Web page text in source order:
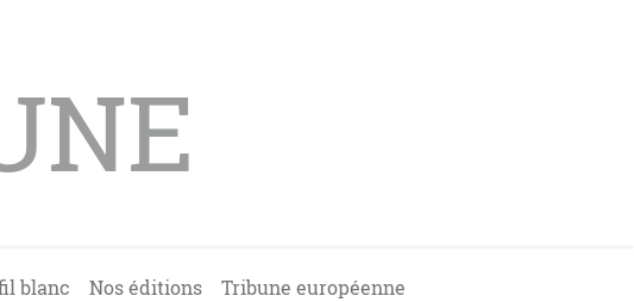
blanc Nos éditions Tribune européenne